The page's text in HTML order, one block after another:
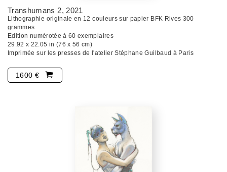
Transhumans 2, 2021
Lithographie originale en 12 couleurs sur papier BFK Rives 300
grammes
Edition numérotée à 60 exemplaires
29.92 x 22.05 in (76 x 56 cm)
Imprimée sur les presses de l'atelier Stéphane Guilbaud à Paris
1600 €